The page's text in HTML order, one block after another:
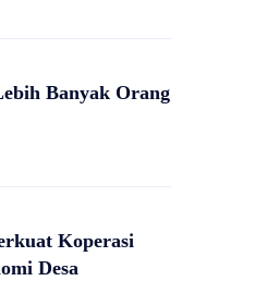
Banyak Orang
Koperasi
Desa